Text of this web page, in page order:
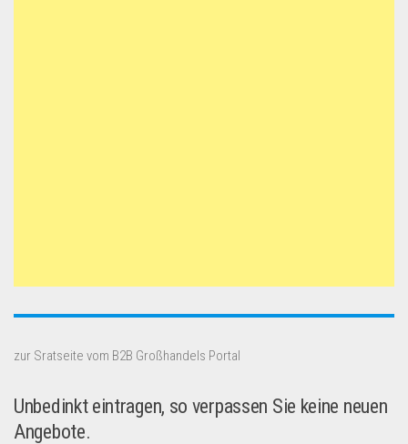
zur Sratseite vom B2B Großhandels Portal
Unbedinkt eintragen, so verpassen Sie keine neuen
Angebote.